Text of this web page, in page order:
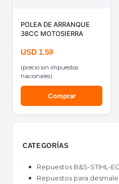
POLEA DE ARRANQUE
38CC MOTOSIERRA
USD 1.59
(precio sin impuestos
nacionales)
Comprar
CATEGORÍAS
Repuestos B&S-STIHL-
Repuestos para